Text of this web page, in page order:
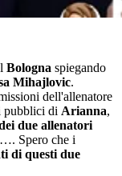
Bologna spiegando
Mihajlovic.
dell'allenatore
pubblici di Arianna,
due allenatori
Spero che i
di questi due